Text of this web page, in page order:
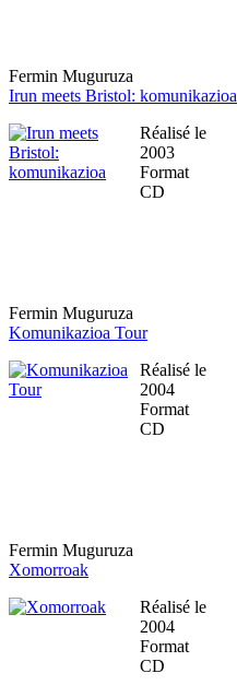
Fermin Muguruza
Irun meets Bristol: komunikazioa
Réalisé le
2003
Format
CD
Fermin Muguruza
Komunikazioa Tour
Réalisé le
2004
Format
CD
Fermin Muguruza
Xomorroak
Réalisé le
2004
Format
CD